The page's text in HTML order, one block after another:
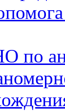
по